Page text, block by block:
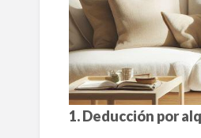
1. Deducción por